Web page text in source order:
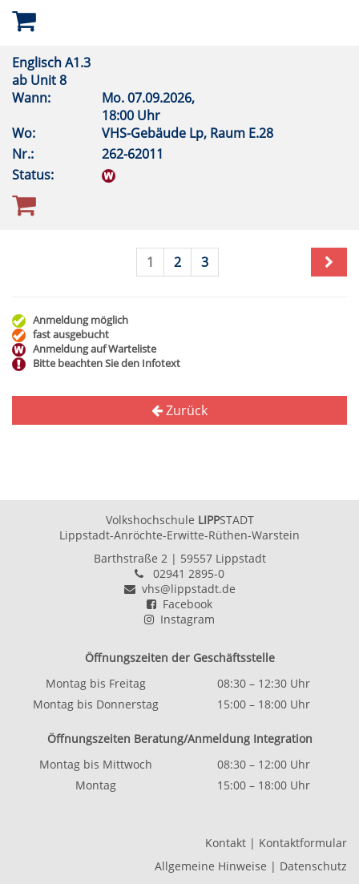
Englisch A1.3
ab Unit 8
Wann:
Mo.07.09.2026,
18:00 Uhr
Wo:
VHS-Gebäude Lp, Raum E.28
Nr.:
262-62011
Status:
1 2 3
Anmeldung möglich
fast ausgebucht
Anmeldung auf Warteliste
Bitte beachten Sie den Infotext
Zurück
Volkshochschule LIPPSTADT
Lippstadt-Anröchte-Erwitte-Rüthen-Warstein
Barthstraße 2| 59557 Lippstadt
02941 2895-0
vhs@lippstadt.de
Facebook
Instagram
Öffnungszeiten der Geschäftsstelle
Montag bis Freitag
08:30 – 12:30 Uhr
Montag bis Donnerstag
15:00 – 18:00 Uhr
Öffnungszeiten Beratung/Anmeldung Integration
Montag bis Mittwoch
08:30 – 12:00 Uhr
Montag
15:00 – 18:00 Uhr
Kontakt | Kontaktformular
Allgemeine Hinweise | Datenschutz